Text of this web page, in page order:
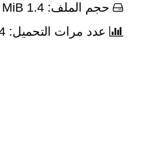
حجم الملف: 1.4 MiB
عدد مرات التحميل: 684